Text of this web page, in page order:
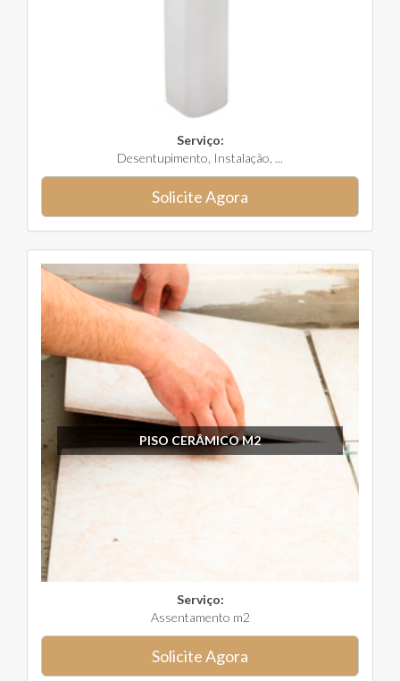
Serviço:
Desentupimento, Instalação, ...
Solicite Agora
PISO CERÂMICO M2
Serviço:
Assentamento m2
Solicite Agora